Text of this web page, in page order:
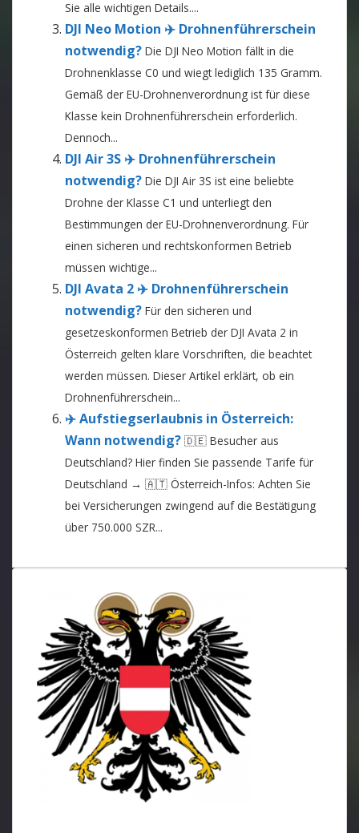
Sie alle wichtigen Details....
DJI Neo Motion ✈️ Drohnenführerschein
notwendig? Die DJI Neo Motion fällt in die
Drohnenklasse C0 und wiegt lediglich 135 Gramm.
Gemäß der EU-Drohnenverordnung ist für diese
Klasse kein Drohnenführerschein erforderlich.
Dennoch...
DJI Air 3S ✈️ Drohnenführerschein
notwendig? Die DJI Air 3S ist eine beliebte
Drohne der Klasse C1 und unterliegt den
Bestimmungen der EU-Drohnenverordnung. Für
einen sicheren und rechtskonformen Betrieb
müssen wichtige...
DJI Avata 2 ✈️ Drohnenführerschein
notwendig? Für den sicheren und
gesetzeskonformen Betrieb der DJI Avata 2 in
Österreich gelten klare Vorschriften, die beachtet
werden müssen. Dieser Artikel erklärt, ob ein
Drohnenführerschein...
✈️ Aufstiegserlaubnis in Österreich:
Wann notwendig? 🇩🇪 Besucher aus
Deutschland? Hier finden Sie passende Tarife für
Deutschland → 🇦🇹 Österreich-Infos: Achten Sie
bei Versicherungen zwingend auf die Bestätigung
über 750.000 SZR...